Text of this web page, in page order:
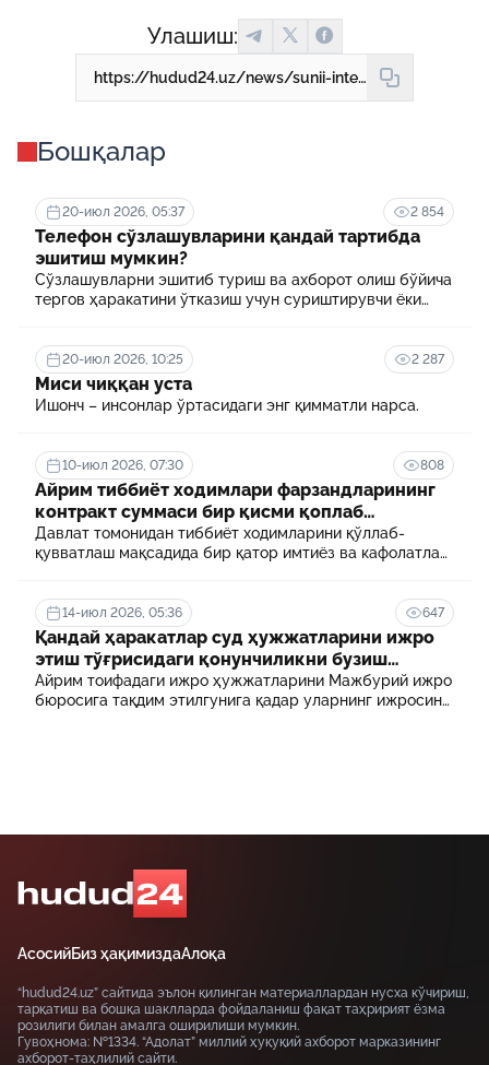
Улашиш:
https://hudud24.uz/news/sunii-intellektni-tartibga-solish-kanchalik-mukhim
Бошқалар
20-июл 2026, 05:37 2 854
Телефон сўзлашувларини қандай тартибда
эшитиш мумкин?
Сўзлашувларни эшитиб туриш ва ахборот олиш бўйича
тергов ҳаракатини ўтказиш учун суриштирувчи ёки
20-июл 2026, 10:25 2 287
Миси чиққан уста
Ишонч – инсонлар ўртасидаги энг қимматли нарса.
10-июл 2026, 07:30 808
Айрим тиббиёт ходимлари фарзандларининг
контракт суммаси бир қисми қоплаб
берилади
Давлат томонидан тиббиёт ходимларини қўллаб-
қувватлаш мақсадида бир қатор имтиёз ва кафолатлар
муассасасида ўқиш учун тўланадиган контракт
маблағининг бир қисмини қоплаб бериш тартибидир
14-июл 2026, 05:36 647
Қандай ҳаракатлар суд ҳужжатларини ижро
этиш тўғрисидаги қонунчиликни бузиш
ҳисобланади? 5 муҳим факт
Айрим тоифадаги ижро ҳужжатларини Мажбурий ижро
бюросига тақдим этилгунига қадар уларнинг ижросини
АсосийБиз ҳақимиздаАлоқа
“hudud24.uz” сайтида эълон қилинган материаллардан нусха кўчириш,
тарқатиш ва бошқа шаклларда фойдаланиш фақат таҳририят ёзма
розилиги билан амалга оширилиши мумкин.
Гувоҳнома: №1334. “Адолат” миллий ҳуқуқий ахборот марказининг
ахборот-таҳлилий сайти.